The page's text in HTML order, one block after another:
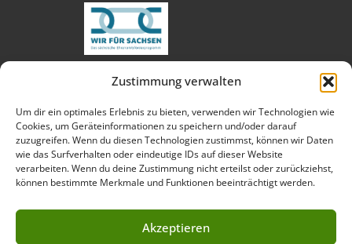
Zustimmung verwalten
Um dir ein optimales Erlebnis zu bieten, verwenden wir Technologien wie
Cookies, um Geräteinformationen zu speichern und/oder darauf
zuzugreifen. Wenn du diesen Technologien zustimmst, können wir Daten
wie das Surfverhalten oder eindeutige IDs auf dieser Website
verarbeiten. Wenn du deine Zustimmung nicht erteilst oder zurückziehst,
können bestimmte Merkmale und Funktionen beeinträchtigt werden.
Akzeptieren
techn. Umsetzung:
Fotos: